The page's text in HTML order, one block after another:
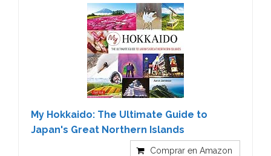
My Hokkaido: The Ultimate Guide to
Japan's Great Northern Islands
Comprar en Amazon